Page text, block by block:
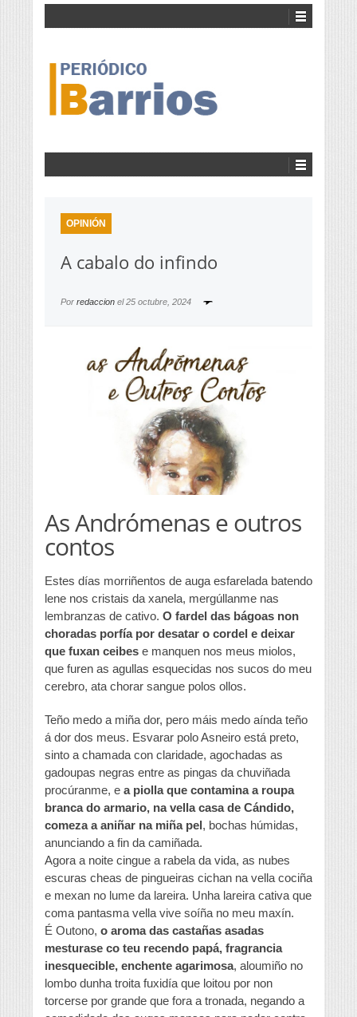
OPINIÓN
A cabalo do infindo
Por redaccion el25 octubre, 2024
As Andrómenas e outros
contos
Estes días morriñentos de auga esfarelada batendo
lene nos cristais da xanela, mergúllanme nas
lembranzas de cativo. O fardel das bágoas non
choradas porfía por desatar o cordel e deixar
que fuxan ceibes e manquen nos meus miolos,
que furen as agullas esquecidas nos sucos do meu
cerebro, ata chorar sangue polos ollos.
Teño medo a miña dor, pero máis medo aínda teño
á dor dos meus. Esvarar polo Asneiro está preto,
sinto a chamada con claridade, agochadas as
gadoupas negras entre as pingas da chuviñada
procúranme, e a piolla que contamina a roupa
branca do armario, na vella casa de Cándido,
comeza a aniñar na miña pel, bochas húmidas,
anunciando a fin da camiñada.
Agora a noite cingue a rabela da vida, as nubes
escuras cheas de pingueiras cichan na vella cociña
e mexan no lume da lareira. Unha lareira cativa que
coma pantasma vella vive soíña no meu maxín.
É Outono, o aroma das castañas asadas
mesturase co teu recendo papá, fragrancia
inesquecible, enchente agarimosa, aloumiño no
lombo dunha troita fuxidía que loitou por non
torcerse por grande que fora a tronada, negando a